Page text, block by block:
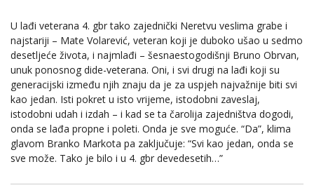
U lađi veterana 4. gbr tako zajednički Neretvu veslima grabe i
najstariji – Mate Volarević, veteran koji je duboko ušao u sedmo
desetljeće života, i najmlađi – šesnaestogodišnji Bruno Obrvan,
unuk ponosnog dide-veterana. Oni, i svi drugi na lađi koji su
generacijski između njih znaju da je za uspjeh najvažnije biti svi
kao jedan. Isti pokret u isto vrijeme, istodobni zaveslaj,
istodobni udah i izdah – i kad se ta čarolija zajedništva dogodi,
onda se lađa propne i poleti. Onda je sve moguće. “Da”, klima
glavom Branko Markota pa zaključuje: “Svi kao jedan, onda se
sve može. Tako je bilo i u 4. gbr devedesetih…”